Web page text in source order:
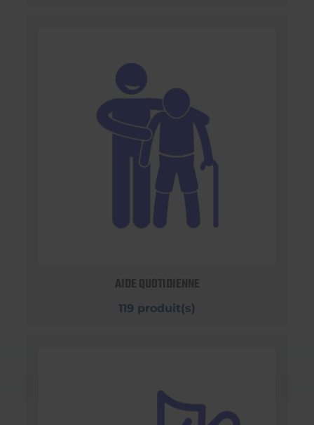
AIDE QUOTIDIENNE
119 produit(s)